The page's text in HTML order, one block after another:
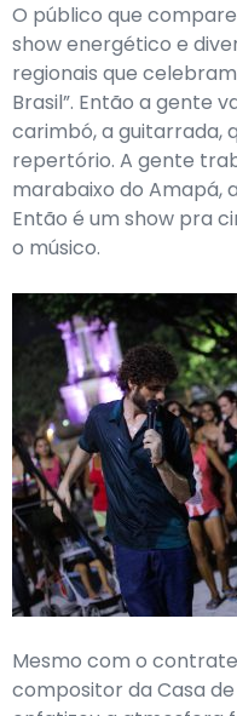
O público que
show energético e
regionais que
Brasil”. Então a gente
carimbó, a guitarrada,
repertório. A gente
marabaixo do Amapá,
Então é um show pra
o músico.
Mesmo com o
compositor da Casa